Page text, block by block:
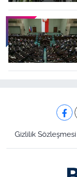
Gizlilik Sözleşmesi